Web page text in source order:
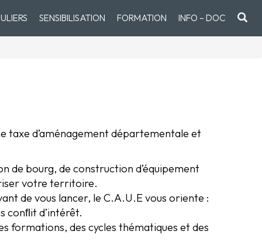
SENSIBILISATION FORMATION INFO – DOC
taxe d’aménagement départementale et
de bourg, de construction d’équipement
votre territoire.
de vous lancer, le C.A.U.E vous oriente :
conﬂit d’intérêt.
formations, des cycles thématiques et des